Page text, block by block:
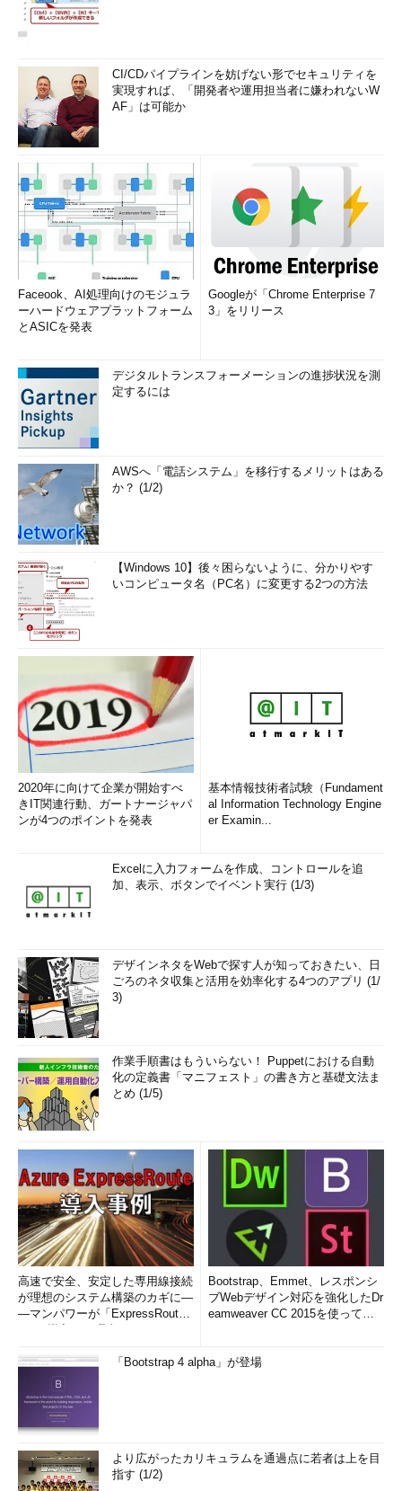
CI/CDパイプラインを妨げない形でセキュリティを
実現すれば、「開発者や運用担当者に嫌われないW
AF」は可能か
Faceook、AI処理向けのモジュラ
ーハードウェアプラットフォーム
とASICを発表
Googleが「Chrome Enterprise 7
3」をリリース
デジタルトランスフォーメーションの進捗状況を測
定するには
AWSへ「電話システム」を移行するメリットはある
か？ (1/2)
【Windows 10】後々困らないように、分かりやす
いコンピュータ名（PC名）に変更する2つの方法
2020年に向けて企業が開始すべ
きIT関連行動、ガートナージャパ
ンが4つのポイントを発表
基本情報技術者試験（Fundament
al Information Technology Engine
er Examin...
Excelに入力フォームを作成、コントロールを追
加、表示、ボタンでイベント実行 (1/3)
デザインネタをWebで探す人が知っておきたい、日
ごろのネタ収集と活用を効率化する4つのアプリ (1/
3)
作業手順書はもういらない！ Puppetにおける自動
化の定義書「マニフェスト」の書き方と基礎文法ま
とめ (1/5)
高速で安全、安定した専用線接続
が理想のシステム構築のカギに―
―マンパワーが「ExpressRout
Bootstrap、Emmet、レスポンシ
ブWebデザイン対応を強化したDr
eamweaver CC 2015を使って
「Bootstrap 4 alpha」が登場
より広がったカリキュラムを通過点に若者は上を目
指す (1/2)